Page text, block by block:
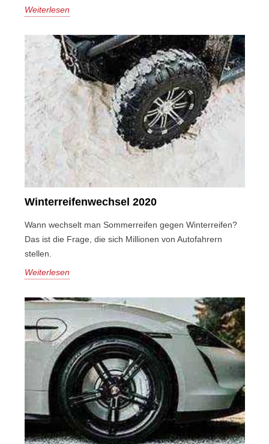
Weiterlesen
Winterreifenwechsel 2020
Wann wechselt man Sommerreifen gegen Winterreifen?
Das ist die Frage, die sich Millionen von Autofahrern
stellen.
Weiterlesen